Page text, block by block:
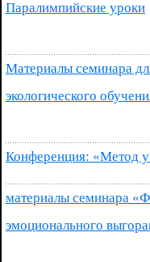
Паралимпийские уроки
Материалы семинара
экологического
Конференция: «Метод
материалы семинара
эмоционального